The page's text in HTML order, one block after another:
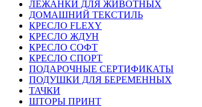
ЛЕЖАНКИ ДЛЯ ЖИВОТНЫХ
ДОМАШНИЙ ТЕКСТИЛЬ
КРЕСЛО FLEXY
КРЕСЛО ЖДУН
КРЕСЛО СОФТ
КРЕСЛО СПОРТ
ПОДАРОЧНЫЕ СЕРТИФИКАТЫ
ПОДУШКИ ДЛЯ БЕРЕМЕННЫХ
ТАЧКИ
ШТОРЫ ПРИНТ